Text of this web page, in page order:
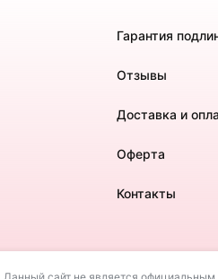
Гарантия
Отзывы
Доставка и
Оферта
Контакты